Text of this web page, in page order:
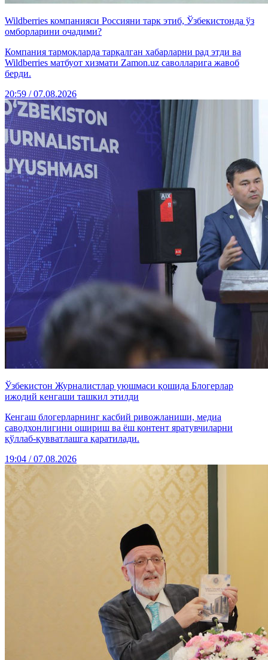
Wildberries компанияси Россияни тарк этиб, Ўзбекистонда ўз
омборларини очадими?
Компания тармоқларда тарқалган хабарларни рад этди ва
Wildberries матбуот хизмати Zamon.uz саволларига жавоб
берди.
20:59 / 07.08.2026
Ўзбекистон Журналистлар уюшмаси қошида Блогерлар
ижодий кенгаши ташкил этилди
Кенгаш блогерларнинг касбий ривожланиши, медиа
саводхонлигини ошириш ва ёш контент яратувчиларни
қўллаб-қувватлашга қаратилади.
19:04 / 07.08.2026